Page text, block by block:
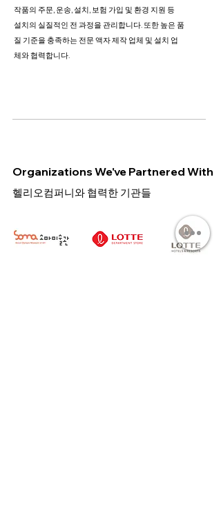
작품의 주문, 운송, 설치, 보험 가입 및 환경 지원 등
설치의 실질적인 전 과정을 관리합니다. 또한 높은 품
질 기준을 충족하는 전문 액자 제작 업체 및 설치 업
체와 협력합니다.
Organizations We've Partnered With
헬리오컴퍼니와 협력한 기관들